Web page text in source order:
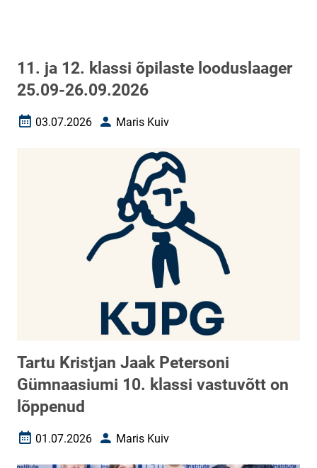
11. ja 12. klassi õpilaste looduslaager
25.09-26.09.2026
Loomise kuupäev
03.07.2026 AutorMaris Kuiv
Tartu Kristjan Jaak Petersoni
Gümnaasiumi 10. klassi vastuvõtt on
lõppenud
Loomise kuupäev
01.07.2026 AutorMaris Kuiv